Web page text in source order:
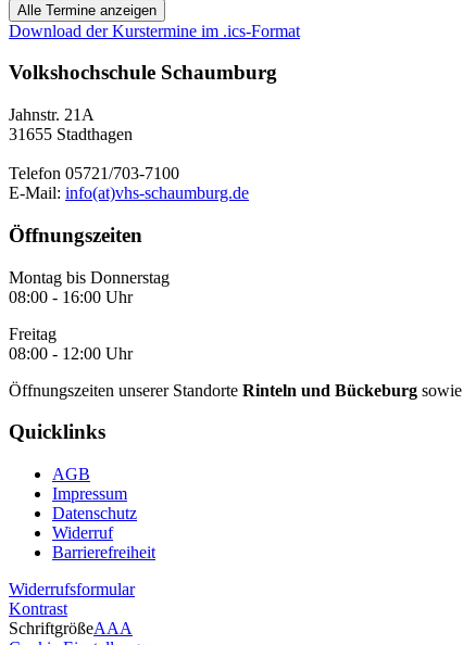
Alle Termine anzeigen
Download der Kurstermine im .ics-Format
Volkshochschule Schaumburg
Jahnstr. 21A
31655 Stadthagen
Telefon 05721/703-7100
E-Mail: info(at)vhs-schaumburg.de
Öffnungszeiten
Montag bis Donnerstag
08:00 - 16:00 Uhr
Freitag
08:00 - 12:00 Uhr
Öffnungszeiten unserer Standorte Rinteln und Bückeburg sowie
Quicklinks
AGB
Impressum
Datenschutz
Widerruf
Barrierefreiheit
Widerrufsformular
Kontrast
SchriftgrößeAAA